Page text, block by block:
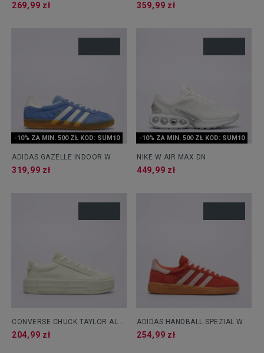
269,99 zł 359,99 zł
-10% ZA MIN. 500 ZŁ KOD: SUM10
ADIDAS GAZELLE INDOOR W
319,99 zł
-10% ZA MIN. 500 ZŁ KOD: SUM10
NIKE W AIR MAX DN
449,99 zł
CONVERSE CHUCK TAYLOR ALL
STAR CRUISE
204,99 zł
ADIDAS HANDBALL SPEZIAL W
254,99 zł